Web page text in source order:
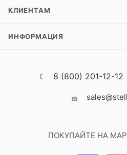
КЛИЕНТАМ
ИНФОРМАЦИЯ
8 (800) 201-12-12
ПОКУПАЙТЕ НА